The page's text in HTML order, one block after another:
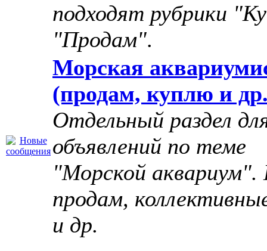
подходят рубрики
"Продам".
Морская
(продам, куплю и
Отдельный раздел
объявлений по теме
"Морской аквариум".
продам,
и др.